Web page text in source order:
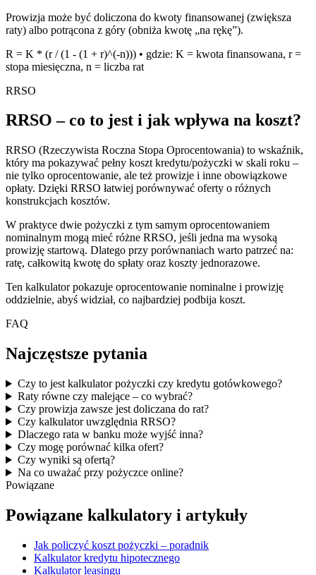
Prowizja może być doliczona do kwoty finansowanej (zwiększa
raty) albo potrącona z góry (obniża kwotę „na rękę”).
R = K * (r / (1 - (1 + r)^(-n))) • gdzie: K = kwota finansowana, r =
stopa miesięczna, n = liczba rat
RRSO
RRSO – co to jest i jak wpływa na koszt?
RRSO (Rzeczywista Roczna Stopa Oprocentowania) to wskaźnik,
który ma pokazywać pełny koszt kredytu/pożyczki w skali roku –
nie tylko oprocentowanie, ale też prowizje i inne obowiązkowe
opłaty. Dzięki RRSO łatwiej porównywać oferty o różnych
konstrukcjach kosztów.
W praktyce dwie pożyczki z tym samym oprocentowaniem
nominalnym mogą mieć różne RRSO, jeśli jedna ma wysoką
prowizję startową. Dlatego przy porównaniach warto patrzeć na:
ratę, całkowitą kwotę do spłaty oraz koszty jednorazowe.
Ten kalkulator pokazuje oprocentowanie nominalne i prowizję
oddzielnie, abyś widział, co najbardziej podbija koszt.
FAQ
Najczęstsze pytania
Czy to jest kalkulator pożyczki czy kredytu gotówkowego?
Raty równe czy malejące – co wybrać?
Czy prowizja zawsze jest doliczana do rat?
Czy kalkulator uwzględnia RRSO?
Dlaczego rata w banku może wyjść inna?
Czy mogę porównać kilka ofert?
Czy wyniki są ofertą?
Na co uważać przy pożyczce online?
Powiązane
Powiązane kalkulatory i artykuły
Jak policzyć koszt pożyczki – poradnik
Kalkulator kredytu hipotecznego
Kalkulator leasingu